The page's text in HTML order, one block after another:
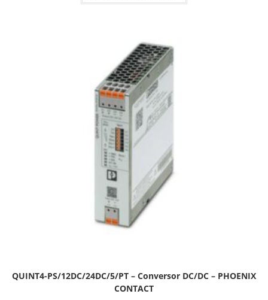
QUINT4-PS/12DC/24DC/5/PT – Conversor DC/DC – PHOENIX
CONTACT